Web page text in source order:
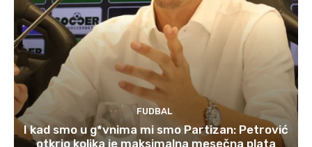
FUDBAL
I kad smo u g*vnima mi smo Partizan: Petrović
otkrio kolika je maksimalna mesečna plata